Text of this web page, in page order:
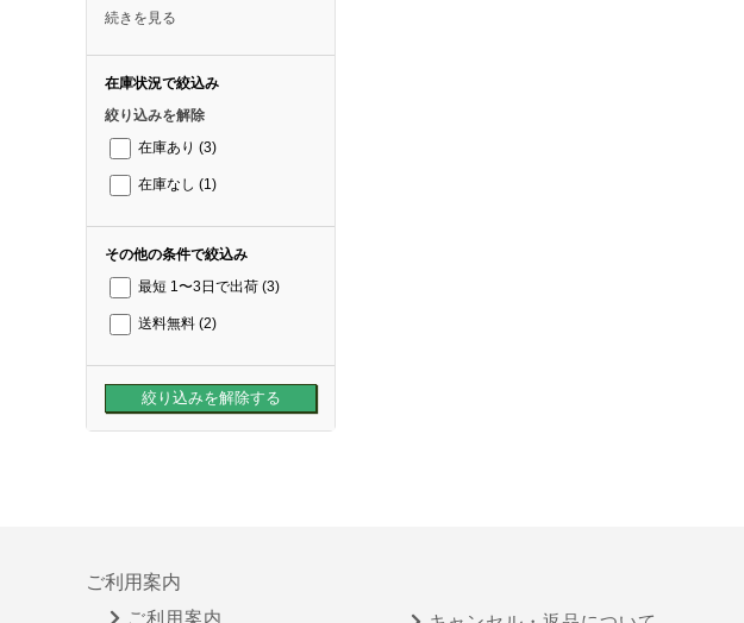
続きを見る
在庫状況で絞込み
絞り込みを解除
在庫あり (3)
在庫なし (1)
その他の条件で絞込み
最短 1〜3日で出荷 (3)
送料無料 (2)
ご利用案内
ご利用案内